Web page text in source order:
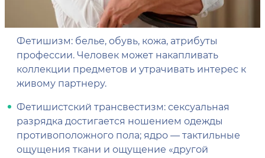
Фетишизм: белье, обувь, кожа, атрибуты
профессии. Человек может накапливать
коллекции предметов и утрачивать интерес к
живому партнеру.
Фетишистский трансвестизм: сексуальная
разрядка достигается ношением одежды
противоположного пола; ядро — тактильные
ощущения ткани и ощущение «другой